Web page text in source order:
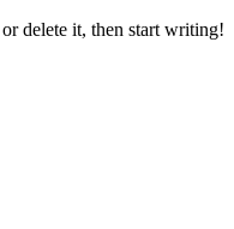
delete it, then start writing!